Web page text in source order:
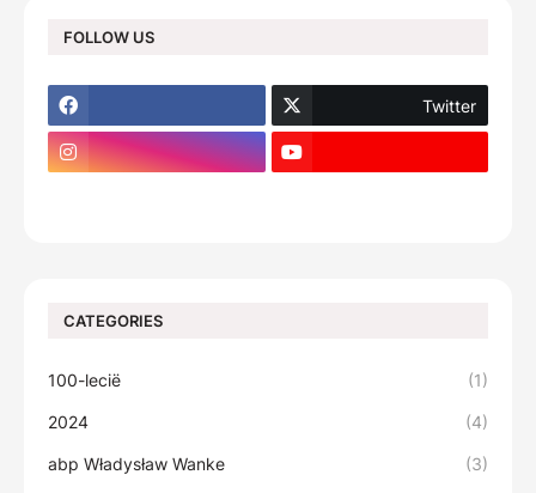
FOLLOW US
Twitter
CATEGORIES
100-lecië (1)
2024 (4)
abp Władysław Wanke (3)